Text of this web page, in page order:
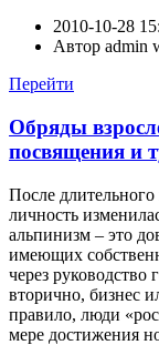
2010-10-28
Автор admin
Перейти
Обряды
посвящения и
После
личность
альпинизм – это
имеющих
через
вторично, бизнес
правило, люди
мере достижения